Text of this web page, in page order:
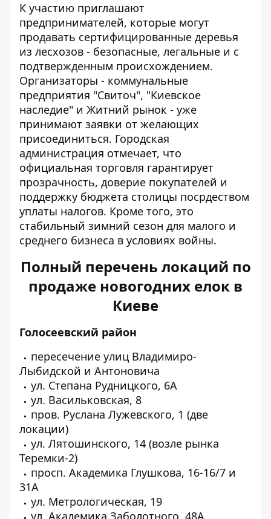
К участию приглашают
предпринимателей, которые могут
продавать сертифицированные деревья
из лесхозов - безопасные, легальные и с
подтвержденным происхождением.
Организаторы - коммунальные
предприятия "Свиточ", "Киевское
наследие" и Житний рынок - уже
принимают заявки от желающих
присоединиться. Городская
администрация отмечает, что
официальная торговля гарантирует
прозрачность, доверие покупателей и
поддержку бюджета столицы посрдеством
уплаты налогов. Кроме того, это
стабильный зимний сезон для малого и
среднего бизнеса в условиях войны.
Полный перечень локаций по
продаже новогодних елок в
Киеве
Голосеевский район
пересечение улиц Владимиро-
Лыбидской и Антоновича
ул. Степана Рудницкого, 6А
ул. Васильковская, 8
пров. Руслана Лужевского, 1 (две
локации)
ул. Лятошинского, 14 (возле рынка
Теремки-2)
просп. Академика Глушкова, 16-16/7 и
31А
ул. Метрологическая, 19
ул. Академика Заболотного, 48А